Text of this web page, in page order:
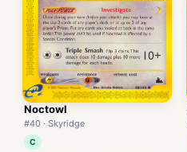
Noctowl
#40 · Skyridge
C